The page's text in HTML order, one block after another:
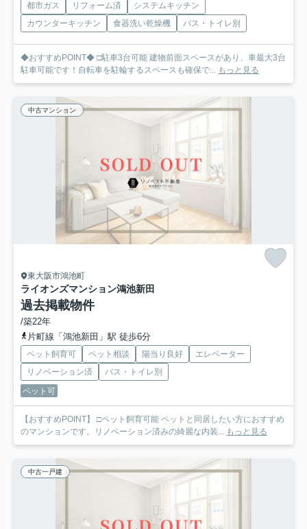
都市ガス リフォーム済
システムキッチン
カウンターキッチン
食器洗い乾燥機 バス・トイレ別
◆おすすめPOINT◆ □駐車3台可能 建物前面スペースがあり、車最大3台
駐車可能です！自転車を駐輪するスペースも確保で... もっと見る
中古マンション
東大阪市鴻池町
ライオンズマンション鴻池新田
過去掲載物件
/築22年
片町線「鴻池新田」駅 徒歩6分
ペット飼育可 ペット相談 陽当り良好
エレベーター
リノベーション済
バス・トイレ別
ペット可
【おすすめPOINT】 □ペット飼育可能 ペットと同居したい方におすすめ
のマンションです。リノベーション済みの綺麗な内装... もっと見る
中古一戸建